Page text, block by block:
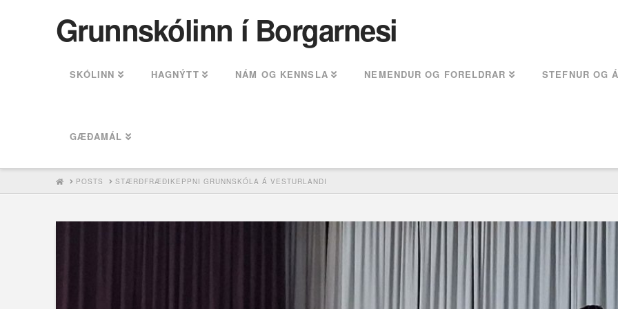
Grunnskólinn í Borgarnesi
SKÓLINN HAGNÝTT NÁM OG KENNSLA NEMENDUR OG FORELDRAR STEFNUR OG
GÆÐAMÁL
HOMEPOSTS STÆRÐFRÆÐIKEPPNI GRUNNSKÓLA Á VESTURLANDI